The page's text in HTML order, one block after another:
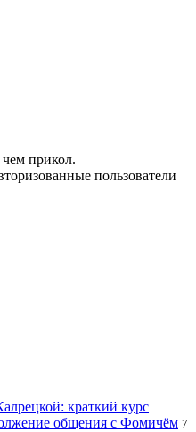
прикол.
пользователи
краткий курс
общения с Фомичём 7